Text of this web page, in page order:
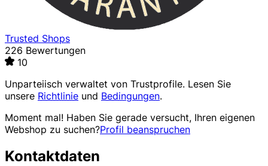
Trusted Shops
226 Bewertungen
10
Unparteiisch verwaltet von Trustprofile. Lesen Sie
unsere Richtlinie und Bedingungen.
Moment mal! Haben Sie gerade versucht, Ihren eigenen
Webshop zu suchen?Profil beanspruchen
Kontaktdaten